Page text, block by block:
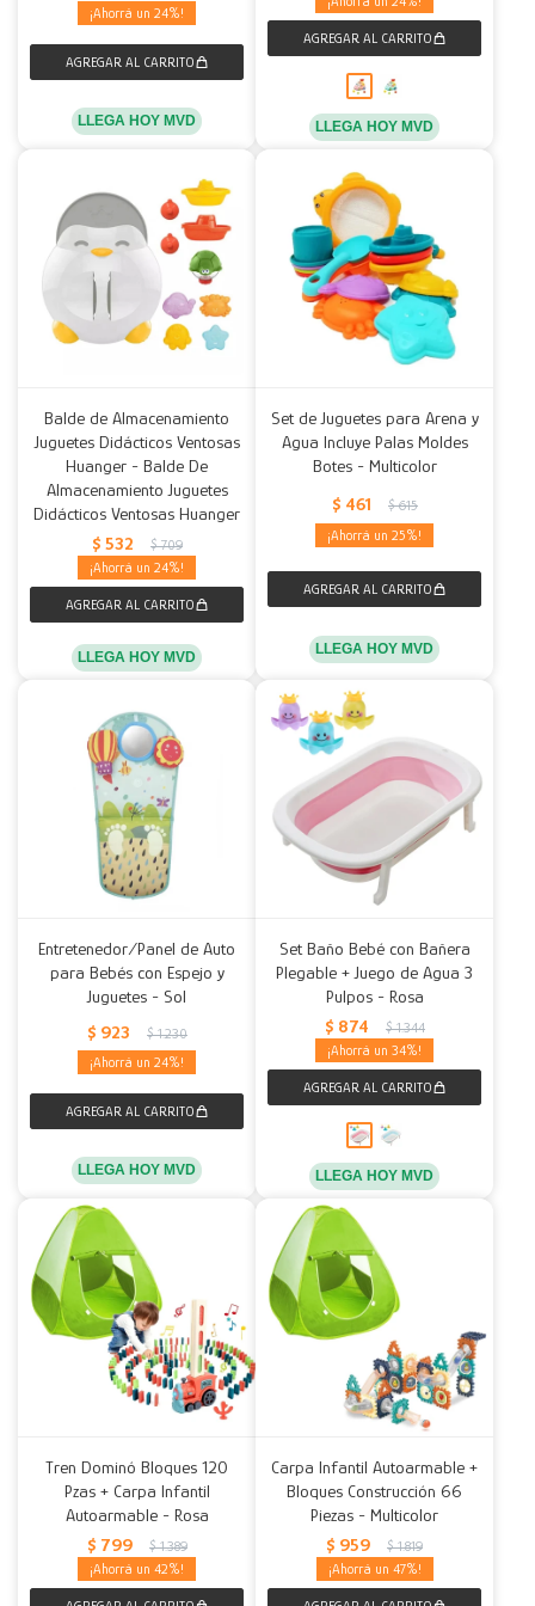
24
LLEGA HOY MVD LLEGA HOY MVD
Balde de Almacenamiento
Juguetes Didácticos Ventosas
Huanger - Balde De
Almacenamiento Juguetes
Didácticos Ventosas Huanger
$ 532 $ 709
24
LLEGA HOY MVD
Set de Juguetes para Arena y
Agua Incluye Palas Moldes
Botes - Multicolor
$ 461 $ 615
25
LLEGA HOY MVD
Entretenedor/Panel de Auto
para Bebés con Espejo y
Juguetes - Sol
$ 923 $ 1.230
24
LLEGA HOY MVD
Set Baño Bebé con Bañera
Plegable + Juego de Agua 3
Pulpos - Rosa
$ 874 $ 1.344
34
LLEGA HOY MVD
Tren Dominó Bloques 120
Pzas + Carpa Infantil
Autoarmable - Rosa
$ 799 $ 1.389
42
Carpa Infantil Autoarmable +
Bloques Construcción 66
Piezas - Multicolor
$ 959 $ 1.819
47